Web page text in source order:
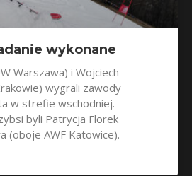
wykonane
Warszawa) i Wojciech
wygrali zawody
w strefie wschodniej.
byli Patrycja Florek
(oboje AWF Katowice).